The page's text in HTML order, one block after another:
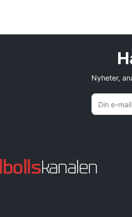
Nyheter,